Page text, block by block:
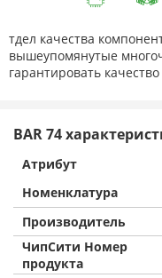
тдел качества
вышеупомянутые
гарантировать
BAR 74
Атрибут
Номенклатура
Производитель
ЧипСити Номер
продукта